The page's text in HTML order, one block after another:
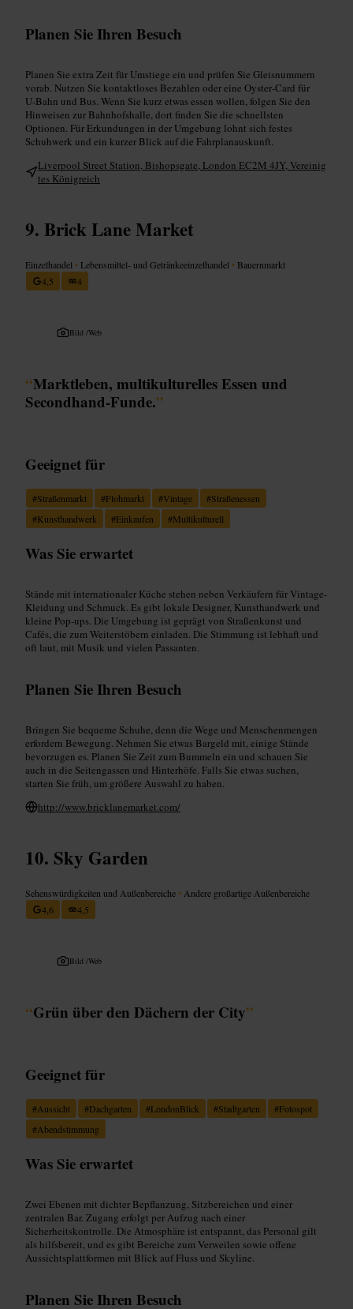
Planen Sie Ihren Besuch
Planen Sie extra Zeit für Umstiege ein und prüfen Sie Gleisnummern
vorab. Nutzen Sie kontaktloses Bezahlen oder eine Oyster‑Card für
U‑Bahn und Bus. Wenn Sie kurz etwas essen wollen, folgen Sie den
Hinweisen zur Bahnhofshalle, dort finden Sie die schnellsten
Optionen. Für Erkundungen in der Umgebung lohnt sich festes
Schuhwerk und ein kurzer Blick auf die Fahrplanauskunft.
Liverpool Street Station, Bishopsgate, London EC2M 4JY, Vereinig
tes Königreich
Brick Lane Market
Einzelhandel • Lebensmittel- und Getränkeeinzelhandel • Bauernmarkt
4,5
4
Bild /Web
“Marktleben, multikulturelles Essen und
Secondhand-Funde.”
Geeignet für
#Straßenmarkt #Flohmarkt #Vintage #Straßenessen
#Kunsthandwerk #Einkaufen #Multikulturell
Was Sie erwartet
Stände mit internationaler Küche stehen neben Verkäufern für Vintage-
Kleidung und Schmuck. Es gibt lokale Designer, Kunsthandwerk und
kleine Pop-ups. Die Umgebung ist geprägt von Straßenkunst und
Cafés, die zum Weiterstöbern einladen. Die Stimmung ist lebhaft und
oft laut, mit Musik und vielen Passanten.
Planen Sie Ihren Besuch
Bringen Sie bequeme Schuhe, denn die Wege und Menschenmengen
erfordern Bewegung. Nehmen Sie etwas Bargeld mit, einige Stände
bevorzugen es. Planen Sie Zeit zum Bummeln ein und schauen Sie
auch in die Seitengassen und Hinterhöfe. Falls Sie etwas suchen,
starten Sie früh, um größere Auswahl zu haben.
http://www.bricklanemarket.com/
Sky Garden
Sehenswürdigkeiten und Außenbereiche • Andere großartige Außenbereiche
4,6
4,5
Bild /Web
“Grün über den Dächern der City”
Geeignet für
#Aussicht #Dachgarten #LondonBlick #Stadtgarten #Fotospot
#Abendstimmung
Was Sie erwartet
Zwei Ebenen mit dichter Bepflanzung, Sitzbereichen und einer
zentralen Bar. Zugang erfolgt per Aufzug nach einer
Sicherheitskontrolle. Die Atmosphäre ist entspannt, das Personal gilt
als hilfsbereit, und es gibt Bereiche zum Verweilen sowie offene
Aussichtsplattformen mit Blick auf Fluss und Skyline.
Planen Sie Ihren Besuch